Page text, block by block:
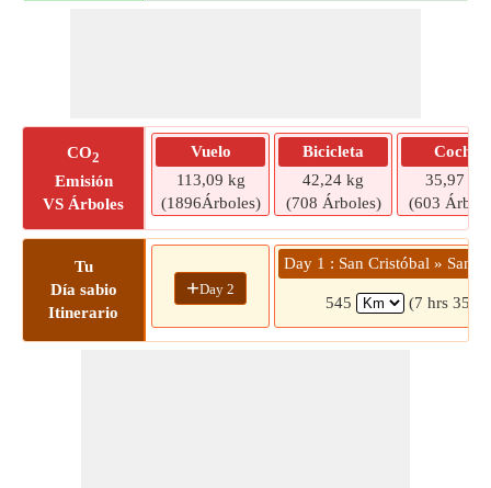
CO2
Emisión
VS Árboles
Vuelo
113,09 kg
(1896Árboles)
Bicicleta
42,24 kg
(708 Árboles)
Coche
35,97 kg
(603
Tu
Día sabio
Itinerario
+Day 2
Day 1 : San Cristóbal » San
545 (7 hrs 35